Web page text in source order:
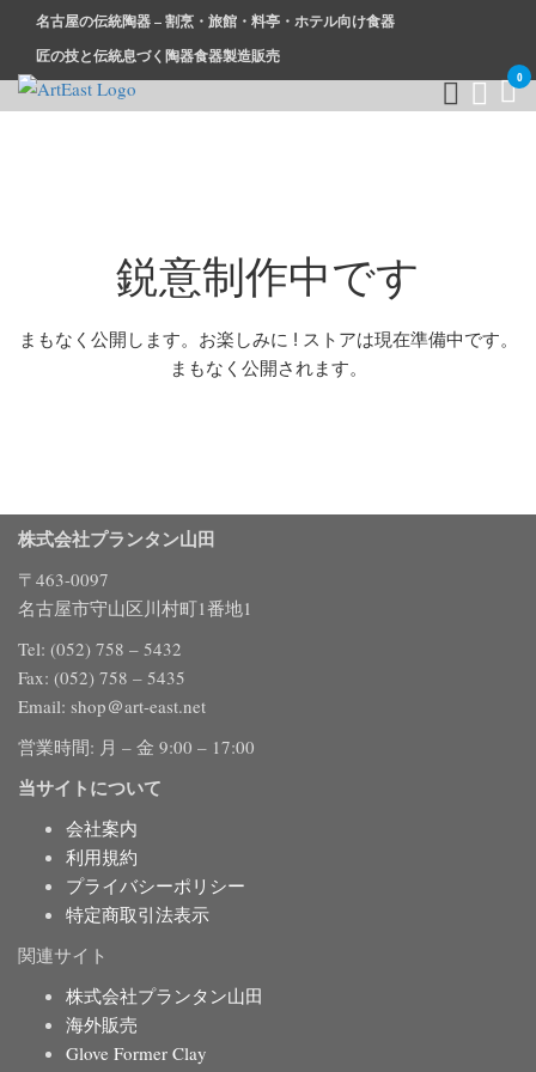
名古屋の伝統陶器 – 割烹・旅館・料亭・ホテル向け食器
匠の技と伝統息づく陶器食器製造販売
0
鋭意制作中です
まもなく公開します。お楽しみに ! ストアは現在準備中です。
まもなく公開されます。
株式会社プランタン山田
〒463-0097
名古屋市守山区川村町1番地1
Tel: (052) 758 – 5432
Fax: (052) 758 – 5435
Email: shop＠art-east.net
営業時間: 月 – 金 9:00 – 17:00
当サイトについて
会社案内
利用規約
プライバシーポリシー
特定商取引法表示
関連サイト
株式会社プランタン山田
海外販売
Glove Former Clay